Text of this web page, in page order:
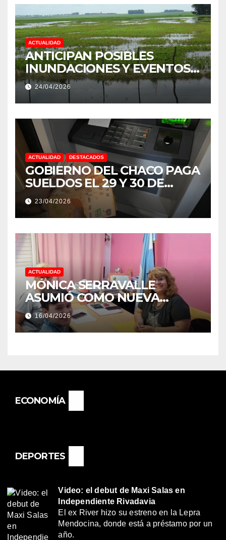
ACTUALIDAD
ANTICIPAN POSIBLES
INUNDACIONES Y EVENTOS
EXTREMOS: “PODRÍA SER UN
NIÑO MUY IMPORTANTE”
24/04/2026
ACTUALIDAD DESTACADOS
GOBIERNO DEL CHACO PAGA
SUELDOS EL 29 Y 30 DE
ABRIL, CON EL 2% DE
AUMENTO
23/04/2026
ACTUALIDAD
MÓNICA SERRAVALLE
ASUMIÓ COMO NUEVA
DIRECTORA DEL E.E.S. N° 82
«RENÉ FAVALORO» DE
BASAIL.
16/04/2026
ECONOMÍA
DEPORTES
Video: el debut de Maxi Salas en
Independiente Rivadavia
El ex River hizo su estreno en la Lepra
Mendocina, donde está a préstamo por un
año.